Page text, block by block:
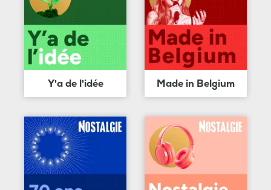
Y'a de l'idée Made in Belgium